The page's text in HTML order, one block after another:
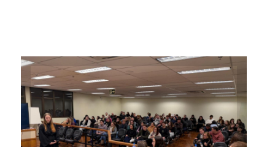
Alunos tiveram desempenho
exemplar no Júri Simulado